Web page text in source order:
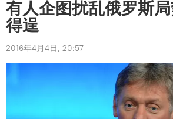
有人企图扰乱俄罗斯
得逞
2016年4月4日, 20:57